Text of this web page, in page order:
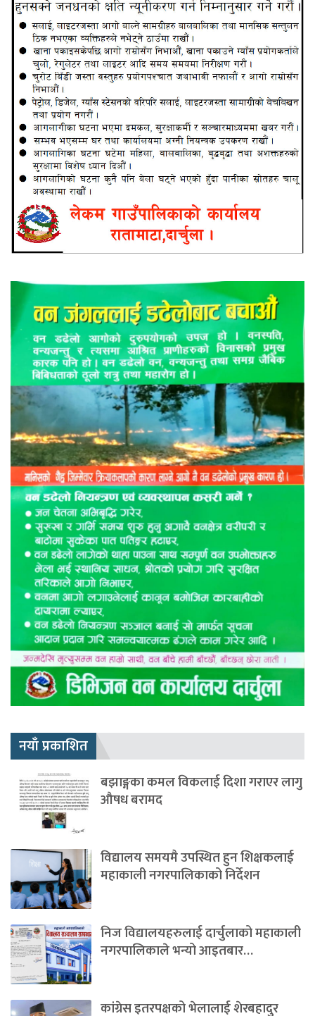
नयाँ प्रकाशित
बझाङ्गका कमल विकलाई दिशा गराएर लागु
औषध बरामद
विद्यालय समयमै उपस्थित हुन शिक्षकलाई
महाकाली नगरपालिकाको निर्देशन
निज विद्यालयहरुलाई दार्चुलाको महाकाली
नगरपालिकाले भन्यो आइतबार…
कांग्रेस इतरपक्षको भेलालाई शेरबहादुर